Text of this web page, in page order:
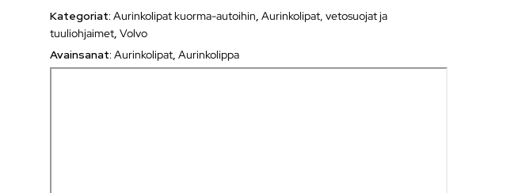
Kategoriat:Aurinkolipat kuorma-autoihin ,Aurinkolipat, vetosuojat ja
tuuliohjaimet ,Volvo
Avainsanat:Aurinkolipat ,Aurinkolippa